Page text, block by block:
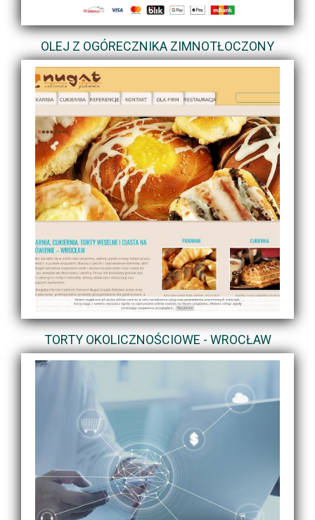
OLEJ Z OGÓRECZNIKA ZIMNOTŁOCZONY
TORTY OKOLICZNOŚCIOWE - WROCŁAW